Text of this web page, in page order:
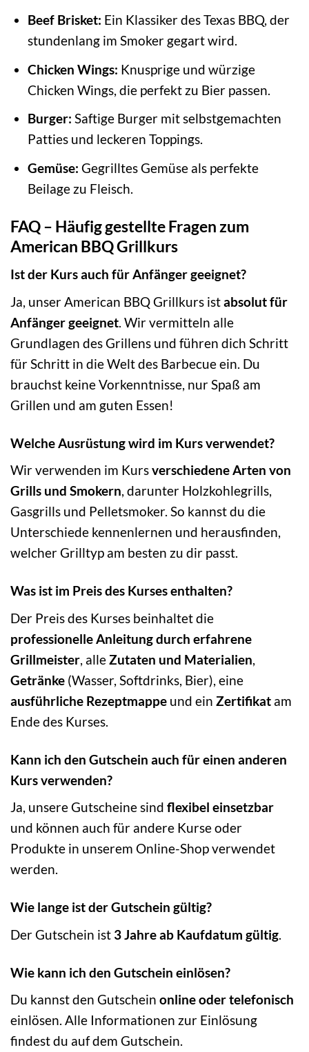
Beef Brisket: Ein Klassiker des Texas BBQ, der
stundenlang im Smoker gegart wird.
Chicken Wings: Knusprige und würzige
Chicken Wings, die perfekt zu Bier passen.
Burger: Saftige Burger mit selbstgemachten
Patties und leckeren Toppings.
Gemüse: Gegrilltes Gemüse als perfekte
Beilage zu Fleisch.
FAQ – Häufig gestellte Fragen zum
American BBQ Grillkurs
Ist der Kurs auch für Anfänger geeignet?
Ja, unser American BBQ Grillkurs istabsolut für
Anfänger geeignet. Wir vermitteln alle
Grundlagen des Grillens und führen dich Schritt
für Schritt in die Welt des Barbecue ein. Du
brauchst keine Vorkenntnisse, nur Spaß am
Grillen und am guten Essen!
Welche Ausrüstung wird im Kurs verwendet?
Wir verwenden im Kursverschiedene Arten von
Grills und Smokern, darunter Holzkohlegrills,
Gasgrills und Pelletsmoker. So kannst du die
Unterschiede kennenlernen und herausfinden,
welcher Grilltyp am besten zu dir passt.
Was ist im Preis des Kurses enthalten?
Der Preis des Kurses beinhaltet die
professionelle Anleitung durch erfahrene
Grillmeister, alleZutaten und Materialien,
Getränke (Wasser, Softdrinks, Bier), eine
ausführliche Rezeptmappe und ein Zertifikat am
Ende des Kurses.
Kann ich den Gutschein auch für einen anderen
Kurs verwenden?
Ja, unsere Gutscheine sind flexibel einsetzbar
und können auch für andere Kurse oder
Produkte in unserem Online-Shop verwendet
werden.
Wie lange ist der Gutschein gültig?
Der Gutschein ist 3 Jahre ab Kaufdatum gültig.
Wie kann ich den Gutschein einlösen?
Du kannst den Gutschein online oder telefonisch
einlösen. Alle Informationen zur Einlösung
findest du auf dem Gutschein.